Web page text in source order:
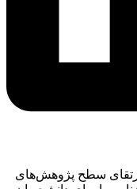
ارتقای سطح پژوهش‌های